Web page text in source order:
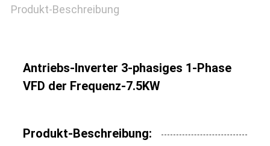
Produkt-Beschreibung
Antriebs-Inverter 3-phasiges 1-Phase
VFD der Frequenz-7.5KW
Produkt-Beschreibung: